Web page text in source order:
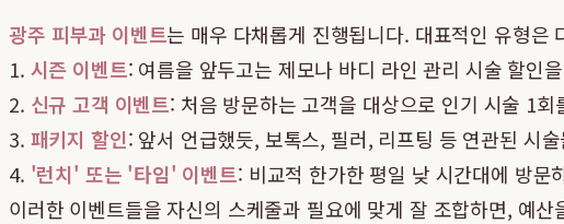
광주 피부과 이벤트는 매우 다채롭게 진행됩니다. 대표적인 유형은
1. 시즌 이벤트: 여름을 앞두고는 제모나 바디 라인 관리 시술 할인
2. 신규 고객 이벤트: 처음 방문하는 고객을 대상으로 인기 시술 1
3. 패키지 할인: 앞서 언급했듯, 보톡스, 필러, 리프팅 등 연관된 시
4. '런치' 또는 '타임' 이벤트: 비교적 한가한 평일 낮 시간대에 방문
이러한 이벤트들을 자신의 스케줄과 필요에 맞게 잘 조합하면, 예